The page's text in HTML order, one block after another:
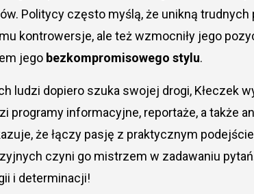
Politycy często myślą, że unikną
kontrowersje, ale też wzmocniły jego
jego bezkompromisowego stylu.
ludzi dopiero szuka swojej drogi, Kłeczek
programy informacyjne, reportaże, a także
że łączy pasję z praktycznym
czyni go mistrzem w zadawaniu
i determinacji!